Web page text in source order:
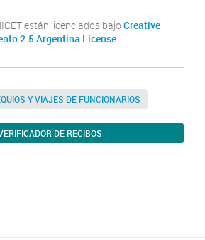
están licenciados bajo Creative
2.5 Argentina License
Y VIAJES DE FUNCIONARIOS
DE RECIBOS